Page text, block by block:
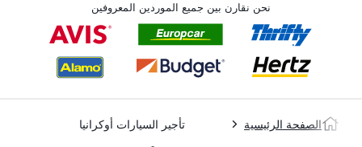
نحن نقارن بين جميع الموردين المعروفين
الصفحة الرئيسية تأجير السيارات أوكرانيا